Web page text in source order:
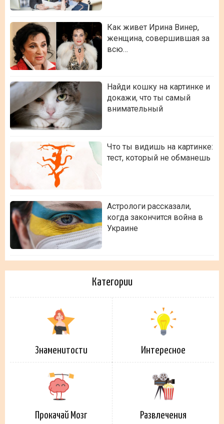
Как живет Ирина Винер,
женщина, совершившая за
всю…
Найди кошку на картинке и
докажи, что ты самый
внимательный
Что ты видишь на картинке:
тест, который не обманешь
Астрологи рассказали,
когда закончится война в
Украине
Категории
Знаменитости Интересное
Прокачай Мозг Развлечения